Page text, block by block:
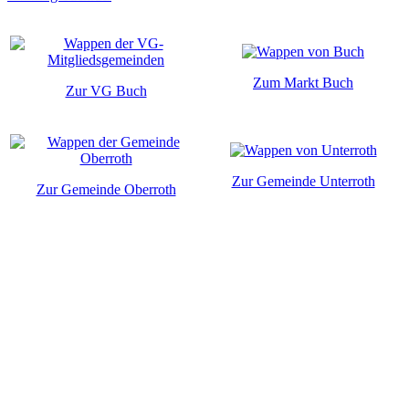
Zur VG Buch
Zum Markt Buch
Zur Gemeinde Oberroth
Zur Gemeinde Unterroth